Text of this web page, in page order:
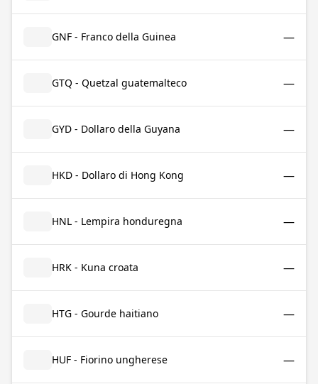
GNF - Franco della Guinea —
GTQ - Quetzal guatemalteco —
GYD - Dollaro della Guyana —
HKD - Dollaro di Hong Kong —
HNL - Lempira honduregna —
HRK - Kuna croata —
HTG - Gourde haitiano —
HUF - Fiorino ungherese —